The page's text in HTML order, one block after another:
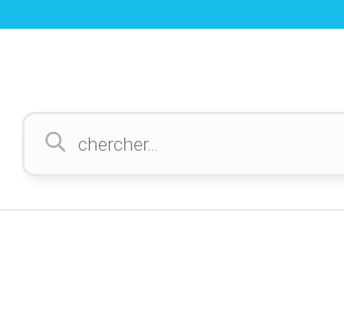
produits